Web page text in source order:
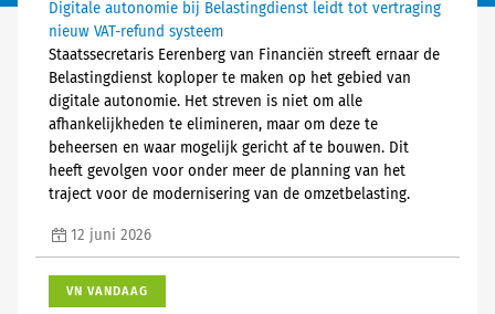
Digitale autonomie bij Belastingdienst leidt tot vertraging
nieuw VAT-refund systeem
Staatssecretaris Eerenberg van Financiën streeft ernaar de
Belastingdienst koploper te maken op het gebied van
digitale autonomie. Het streven is niet om alle
afhankelijkheden te elimineren, maar om deze te
beheersen en waar mogelijk gericht af te bouwen. Dit
heeft gevolgen voor onder meer de planning van het
traject voor de modernisering van de omzetbelasting.
12 juni 2026
VN VANDAAG